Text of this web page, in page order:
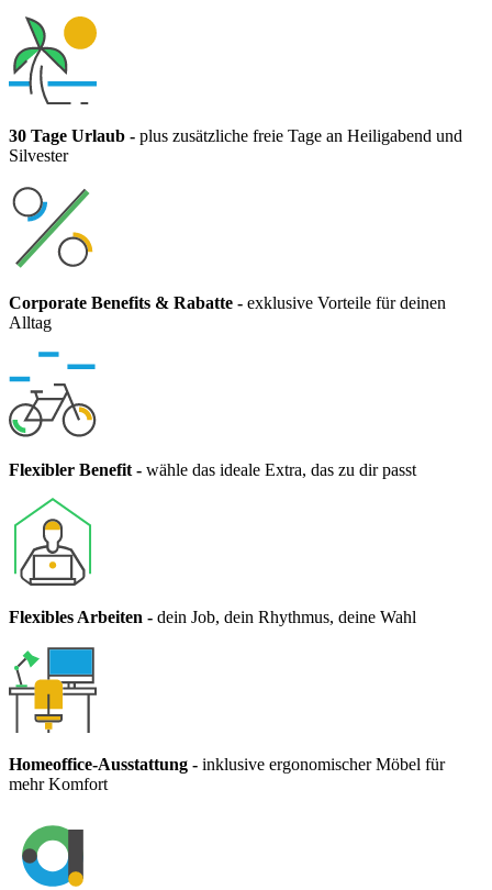
30 Tage Urlaub - plus zusätzliche freie Tage an Heiligabend und
Silvester
Corporate Benefits & Rabatte - exklusive Vorteile für deinen
Alltag
Flexibler Benefit- wähle das ideale Extra, das zu dir passt
Flexibles Arbeiten - dein Job, dein Rhythmus, deine Wahl
Homeoffice-Ausstattung - inklusive ergonomischer Möbel für
mehr Komfort